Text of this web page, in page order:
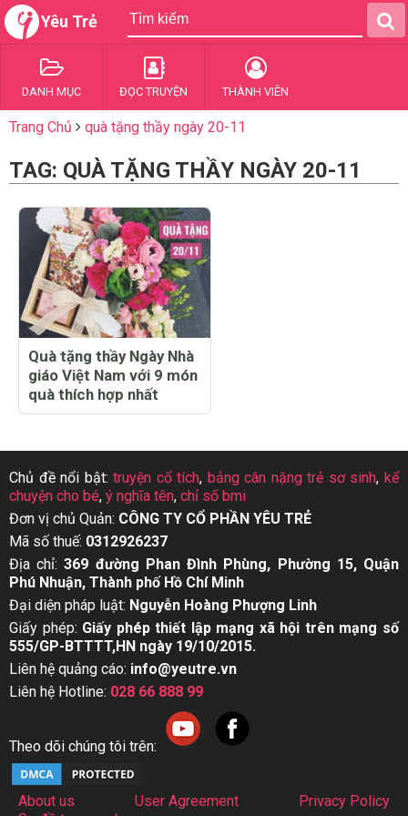
Yêu Trẻ
DANH MỤC ĐỌC TRUYỆN THÀNH VIÊN
Trang Chủ quà tặng thầy ngày 20-11
TAG: QUÀ TẶNG THẦY NGÀY 20-11
Quà tặng thầy Ngày Nhà
giáo Việt Nam với 9 món
quà thích hợp nhất
Chủ đề nổi bật:truyện cổ tích, bảng cân nặng trẻ sơ sinh,kể
chuyện cho bé, ý nghĩa tên, chỉ số bmi
Đơn vị chủ Quản: CÔNG TY CỔ PHẦN YÊU TRẺ
Mã số thuế: 0312926237
Địa chỉ:369 đường Phan Đình Phùng, Phường 15, Quận
Phú Nhuận, Thành phố Hồ Chí Minh
Đại diện pháp luật: Nguyễn Hoàng Phượng Linh
Giấy phép: Giấy phép thiết lập mạng xã hội trên mạng số
555/GP-BTTTT,HN ngày 19/10/2015.
Liên hệ quảng cáo: info@yeutre.vn
Liên hệ Hotline: 028 66 888 99
Theo dõi chúng tôi trên:
About us User Agreement
Privacy Policy